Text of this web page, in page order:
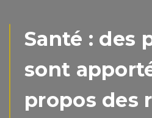
Santé : des
sont
propos des